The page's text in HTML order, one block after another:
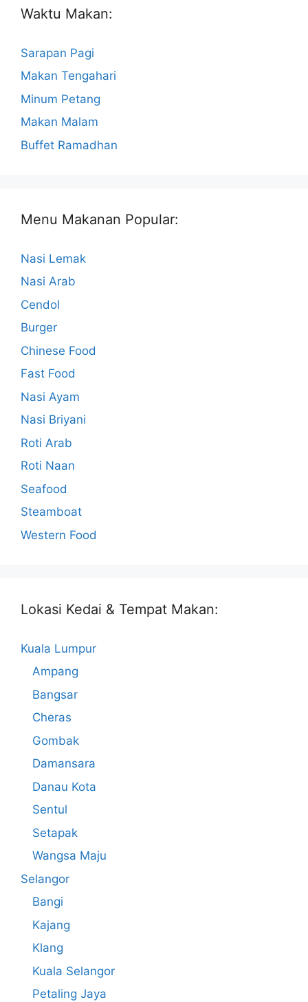
Waktu Makan:
Sarapan Pagi
Makan Tengahari
Minum Petang
Makan Malam
Buffet Ramadhan
Menu Makanan Popular:
Nasi Lemak
Nasi Arab
Cendol
Burger
Chinese Food
Fast Food
Nasi Ayam
Nasi Briyani
Roti Arab
Roti Naan
Seafood
Steamboat
Western Food
Lokasi Kedai & Tempat Makan:
Kuala Lumpur
Ampang
Bangsar
Cheras
Gombak
Damansara
Danau Kota
Sentul
Setapak
Wangsa Maju
Selangor
Bangi
Kajang
Klang
Kuala Selangor
Petaling Jaya